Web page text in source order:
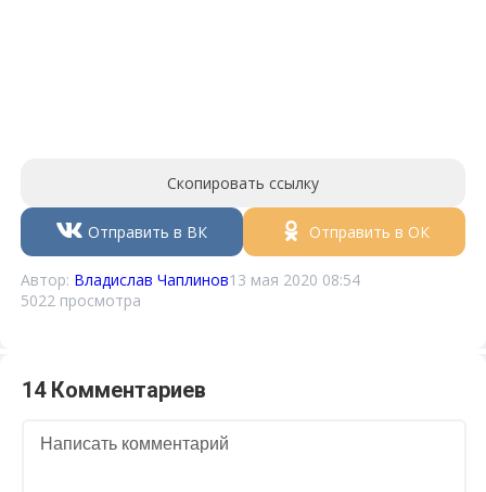
Скопировать ссылку
Отправить в ВК Отправить в ОК
Автор: Владислав Чаплинов13 мая 2020 08:54
5022 просмотра
14 Комментариев